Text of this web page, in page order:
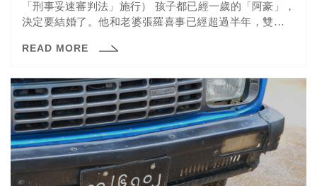
「刑事妥速審判法」施行） 孩子都已經一歲的「阿豪」，
決定要結婚了。他和老婆張羅喜事已經超過半年，雙方家
READ MORE